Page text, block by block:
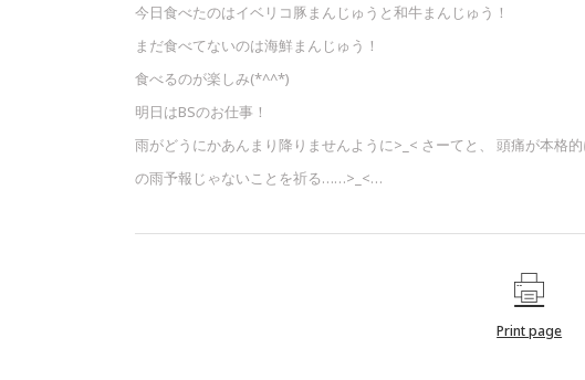
今日食べたのはイベリコ豚まんじゅうと和牛まんじゅう！
まだ食べてないのは海鮮まんじゅう！
食べるのが楽しみ(*^^*)
明日はBSのお仕事！
雨がどうにかあんまり降りませんように>_< さーてと、 頭痛が本格
の雨予報じゃないことを祈る……>_<…
Print page